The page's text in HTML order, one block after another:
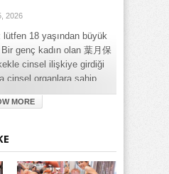
2026
lütfen 18 yaşından büyük
genç kadın olan 葉月保
cinsel ilişkiye girdiği
cinsel organlara sahip
Bu içerik NSFS
izleyici kitlesine
MORE